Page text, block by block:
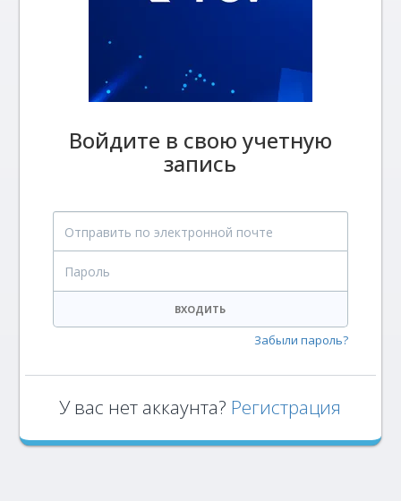
Войдите в свою учетную
запись
Отправить по электронной почте
ВХОДИТЬ
Забыли пароль?
У вас нет аккаунта? Регистрация